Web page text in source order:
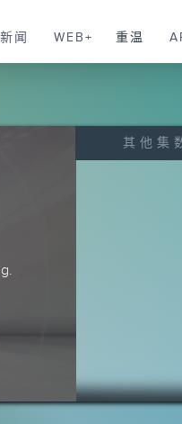
新闻 WEB+ 重温
其他集